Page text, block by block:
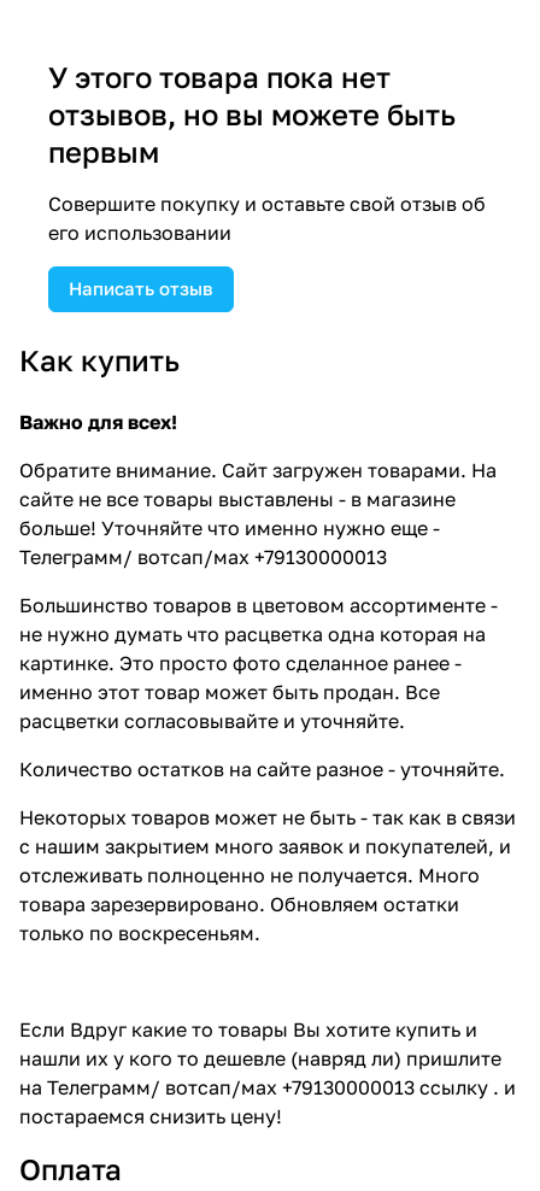
У этого товара пока нет
отзывов, но вы можете быть
первым
Совершите покупку и оставьте свой отзыв об
его использовании
Написать отзыв
Как купить
Важно для всех!
Обратите внимание. Сайт загружен товарами. На
сайте не все товары выставлены - в магазине
больше! Уточняйте что именно нужно еще -
Телеграмм/ вотсап/мах +79130000013
Большинство товаров в цветовом ассортименте -
не нужно думать что расцветка одна которая на
картинке. Это просто фото сделанное ранее -
именно этот товар может быть продан. Все
расцветки согласовывайте и уточняйте.
Количество остатков на сайте разное - уточняйте.
Некоторых товаров может не быть - так как в связи
с нашим закрытием много заявок и покупателей, и
отслеживать полноценно не получается. Много
товара зарезервировано. Обновляем остатки
только по воскресеньям.
Если Вдруг какие то товары Вы хотите купить и
нашли их у кого то дешевле (навряд ли) пришлите
на Телеграмм/ вотсап/мах +79130000013 ссылку . и
постараемся снизить цену!
Оплата